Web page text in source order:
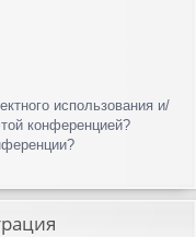
использования и/
конференцией?